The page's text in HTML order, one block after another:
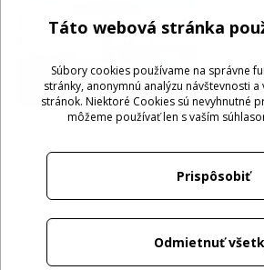
SISI Gardens
priestory
Táto webová stránka
Súbory cookies používame na správne
stránky, anonymnú analýzu návštevnosti a
stránok. Niektoré Cookies sú nevyhnutné
môžeme používať len s vaším
Prispôsobiť
Odmietnuť